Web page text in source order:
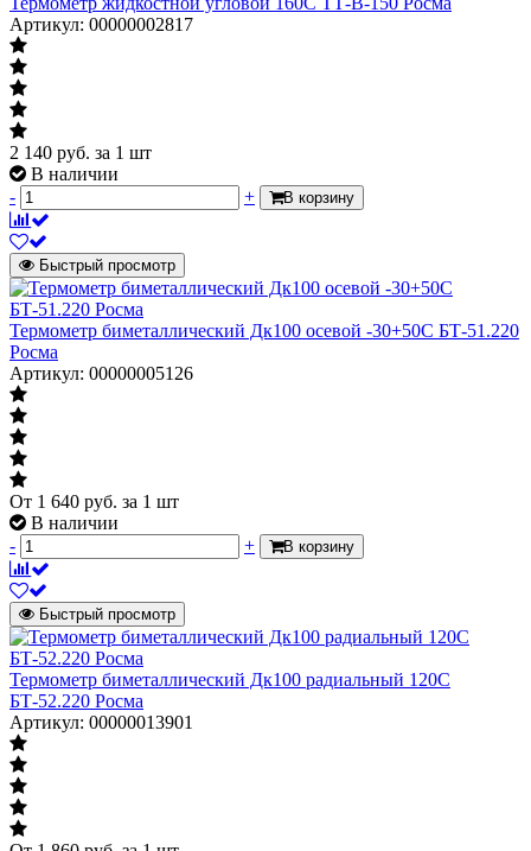
Артикул: 00000002817
2 140 руб. за 1 шт
В наличии
-
+ В корзину
Быстрый просмотр
Термометр биметаллический Дк100 осевой -30+50С БТ-51.220
Росма
Артикул: 00000005126
От 1 640 руб. за 1 шт
В наличии
-
+ В корзину
Быстрый просмотр
Термометр биметаллический Дк100 радиальный 120С
БТ-52.220 Росма
Артикул: 00000013901